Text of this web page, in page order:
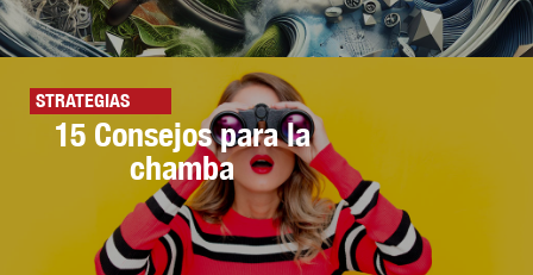
STRATEGIAS
15 Consejos para la
chamba